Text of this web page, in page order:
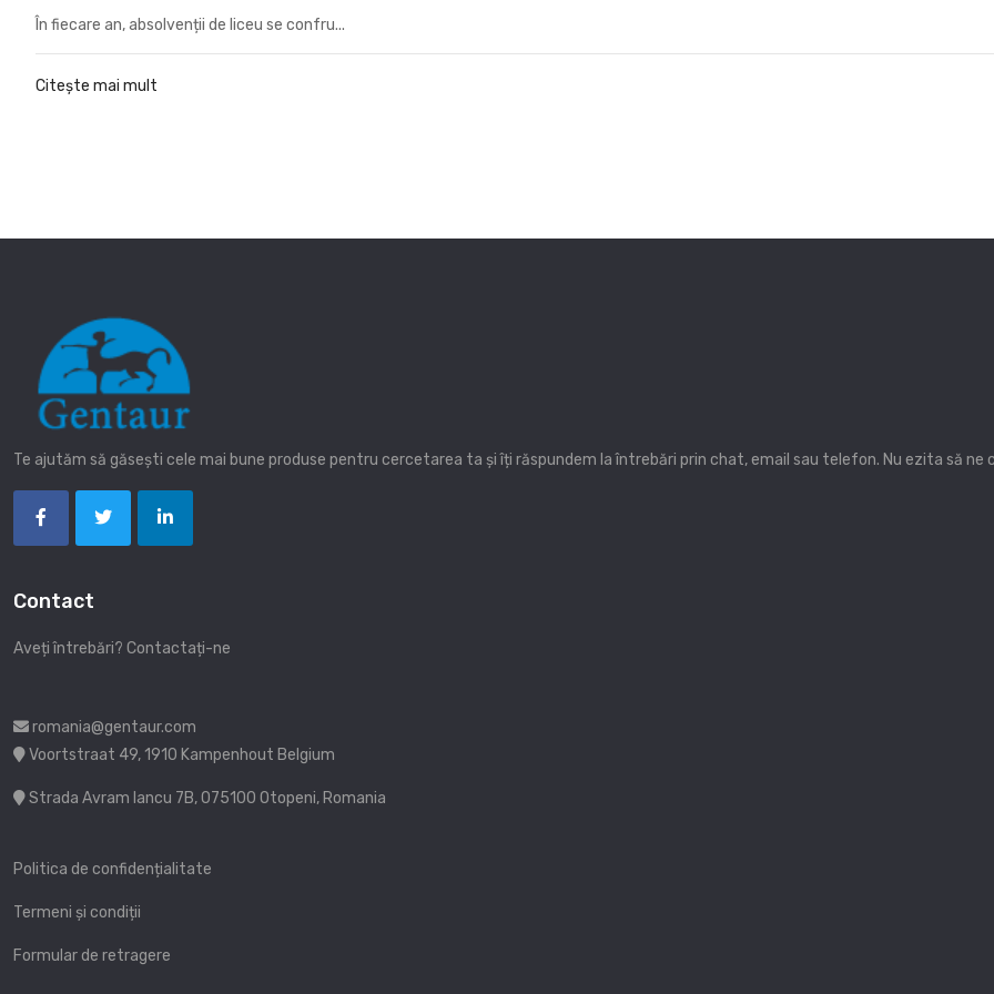
În fiecare an, absolvenții de liceu se confru...
Citește mai mult
Te ajutăm să găsești cele mai bune produse pentru cercetarea ta și îți răspundem la întrebări prin chat, email sau telefon. Nu ezita să
Contact
Aveți întrebări? Contactați-ne
romania@gentaur.com
Voortstraat 49, 1910 Kampenhout Belgium
Strada Avram Iancu 7B, 075100 Otopeni, Romania
Politica de confidențialitate
Termeni și condiții
Formular de retragere